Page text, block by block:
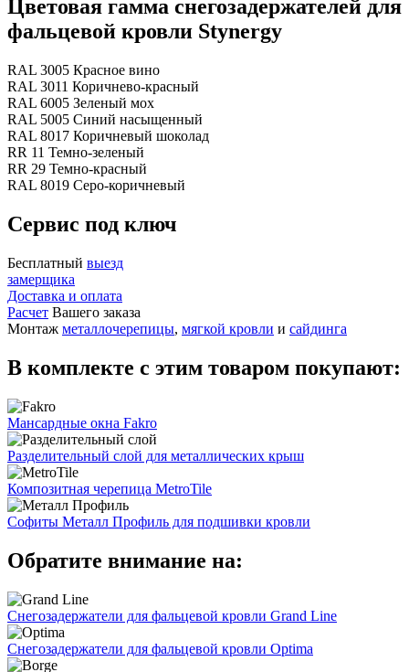
Цветовая гамма снегозадержателей для
фальцевой кровли Stynergy
RAL 3005 Красное вино
RAL 3011 Коричнево-красный
RAL 6005 Зеленый мох
RAL 5005 Синий насыщенный
RAL 8017 Коричневый шоколад
RR 11 Темно-зеленый
RR 29 Темно-красный
RAL 8019 Серо-коричневый
Сервис под ключ
Бесплатный выезд
замерщика
Доставка и оплата
Расчет Вашего заказа
Монтаж металлочерепицы, мягкой кровли и сайдинга
В комплекте с этим товаром покупают:
Мансардные окна Fakro
Разделительный слой для металлических крыш
Композитная черепица MetroTile
Софиты Металл Профиль для подшивки кровли
Обратите внимание на:
Снегозадержатели для фальцевой кровли Grand Line
Снегозадержатели для фальцевой кровли Optima